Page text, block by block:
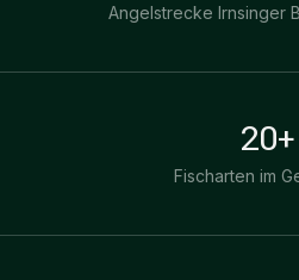
Angelstrecke Irnsinger
20+
Fischarten im